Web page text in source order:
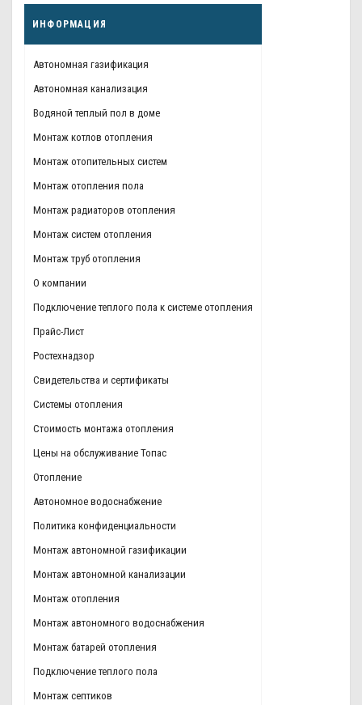
ИНФОРМАЦИЯ
Автономная газификация
Автономная канализация
Водяной теплый пол в доме
Монтаж котлов отопления
Монтаж отопительных систем
Монтаж отопления пола
Монтаж радиаторов отопления
Монтаж систем отопления
Монтаж труб отопления
О компании
Подключение теплого пола к системе отопления
Прайс-Лист
Ростехнадзор
Свидетельства и сертификаты
Системы отопления
Стоимость монтажа отопления
Цены на обслуживание Топас
Отопление
Автономное водоснабжение
Политика конфиденциальности
Монтаж автономной газификации
Монтаж автономной канализации
Монтаж отопления
Монтаж автономного водоснабжения
Монтаж батарей отопления
Подключение теплого пола
Монтаж септиков